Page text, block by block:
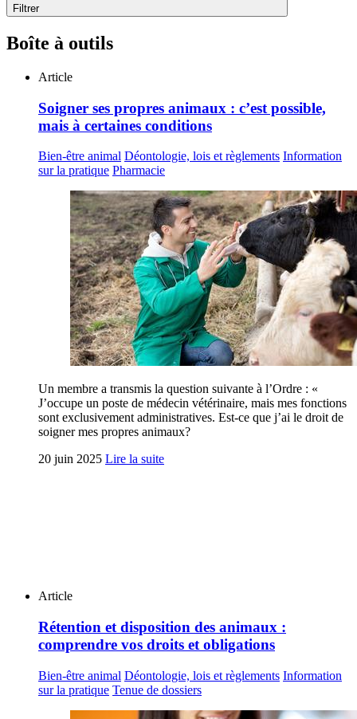
Filtrer
Boîte à outils
Article
Soigner ses propres animaux : c’est possible,
mais à certaines conditions
Bien-être animal Déontologie, lois et règlements Information
sur la pratique Pharmacie
Un membre a transmis la question suivante à l’Ordre : «
J’occupe un poste de médecin vétérinaire, mais mes fonctions
sont exclusivement administratives. Est-ce que j’ai le droit de
soigner mes propres animaux?
20 juin 2025 Lire la suite
Article
Rétention et disposition des animaux :
comprendre vos droits et obligations
Bien-être animal Déontologie, lois et règlements Information
sur la pratique Tenue de dossiers